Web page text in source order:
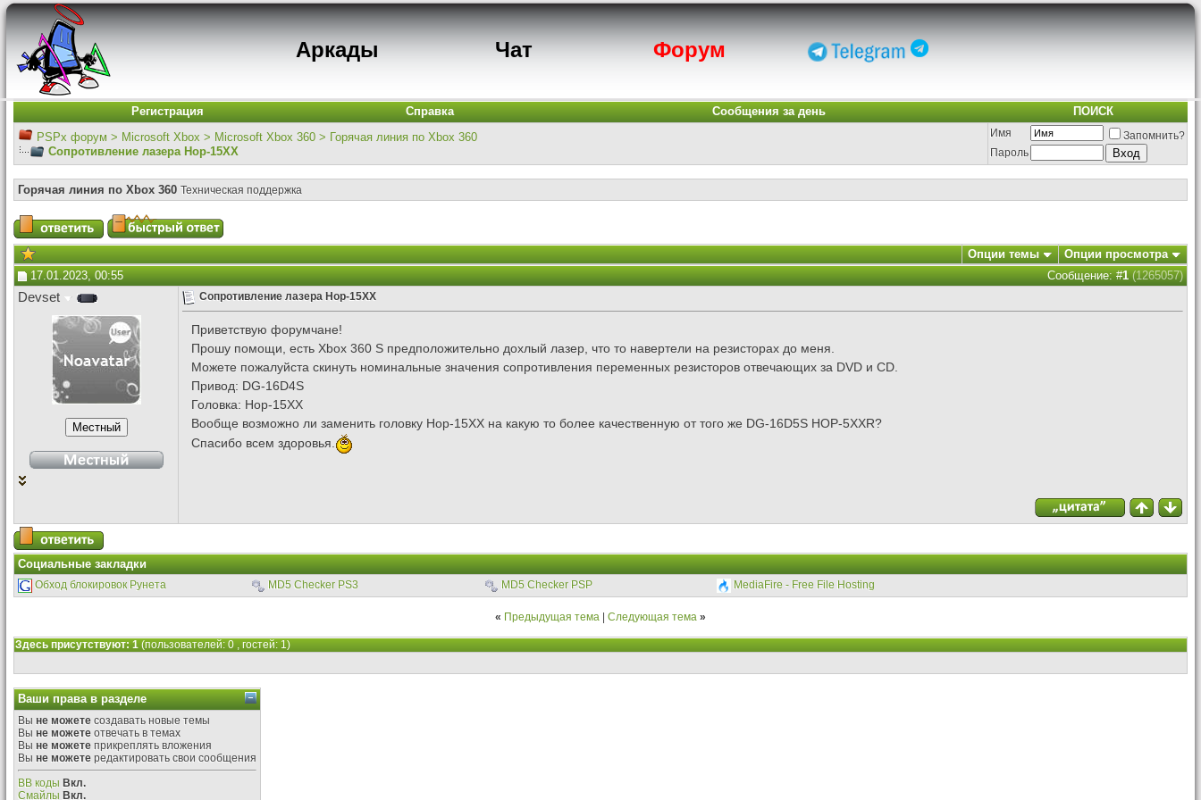
Аркады Чат Форум
Регистрация Справка Сообщения за день
ПОИСК
PSPx форум > Microsoft Xbox > Microsoft Xbox 360 > Горячая линия по Xbox 360
Сопротивление лазера Hop-15XX
Имя
Запомнить?
Пароль
Горячая линия по Xbox 360 Техническая поддержка
Опции темы
Опции просмотра
17.01.2023, 00:55
Сообщение: #1(1265057)
Devset Сопротивление лазера Hop-15XX
Приветствую форумчане!
Прошу помощи, есть Xbox 360 S предположительно дохлый лазер, что то навертели на резисторах до меня.
Можете пожалуйста скинуть номинальные значения сопротивления переменных резисторов отвечающих за DVD и СD.
Привод: DG-16D4S
Головка: Hop-15XX
Вообще возможно ли заменить головку Hop-15XX на какую то более качественную от того же DG-16D5S HOP-5XXR?
Спасибо всем здоровья.
Социальные закладки
Обход блокировок Рунета MD5 Checker PS3 MD5 Checker PSP MediaFire - Free File Hosting
« Предыдущая тема Следующая тема »
Здесь присутствуют: 1 (пользователей: 0 , гостей: 1)
Ваши права в разделе
Вы не можете создавать новые темы
Вы не можете отвечать в темах
Вы не можете прикреплять вложения
Вы не можете редактировать свои сообщения
BB коды Вкл.
Смайлы Вкл.